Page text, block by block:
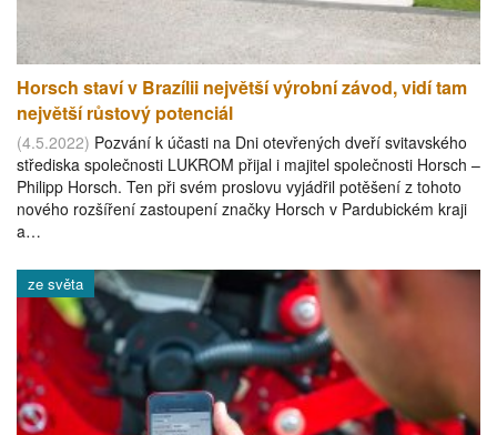
Horsch staví v Brazílii největší výrobní závod, vidí tam
největší růstový potenciál
(4.5.2022) Pozvání k účasti na Dni otevřených dveří svitavského
střediska společnosti LUKROM přijal i majitel společnosti Horsch –
Philipp Horsch. Ten při svém proslovu vyjádřil potěšení z tohoto
nového rozšíření zastoupení značky Horsch v Pardubickém kraji
a…
ze světa